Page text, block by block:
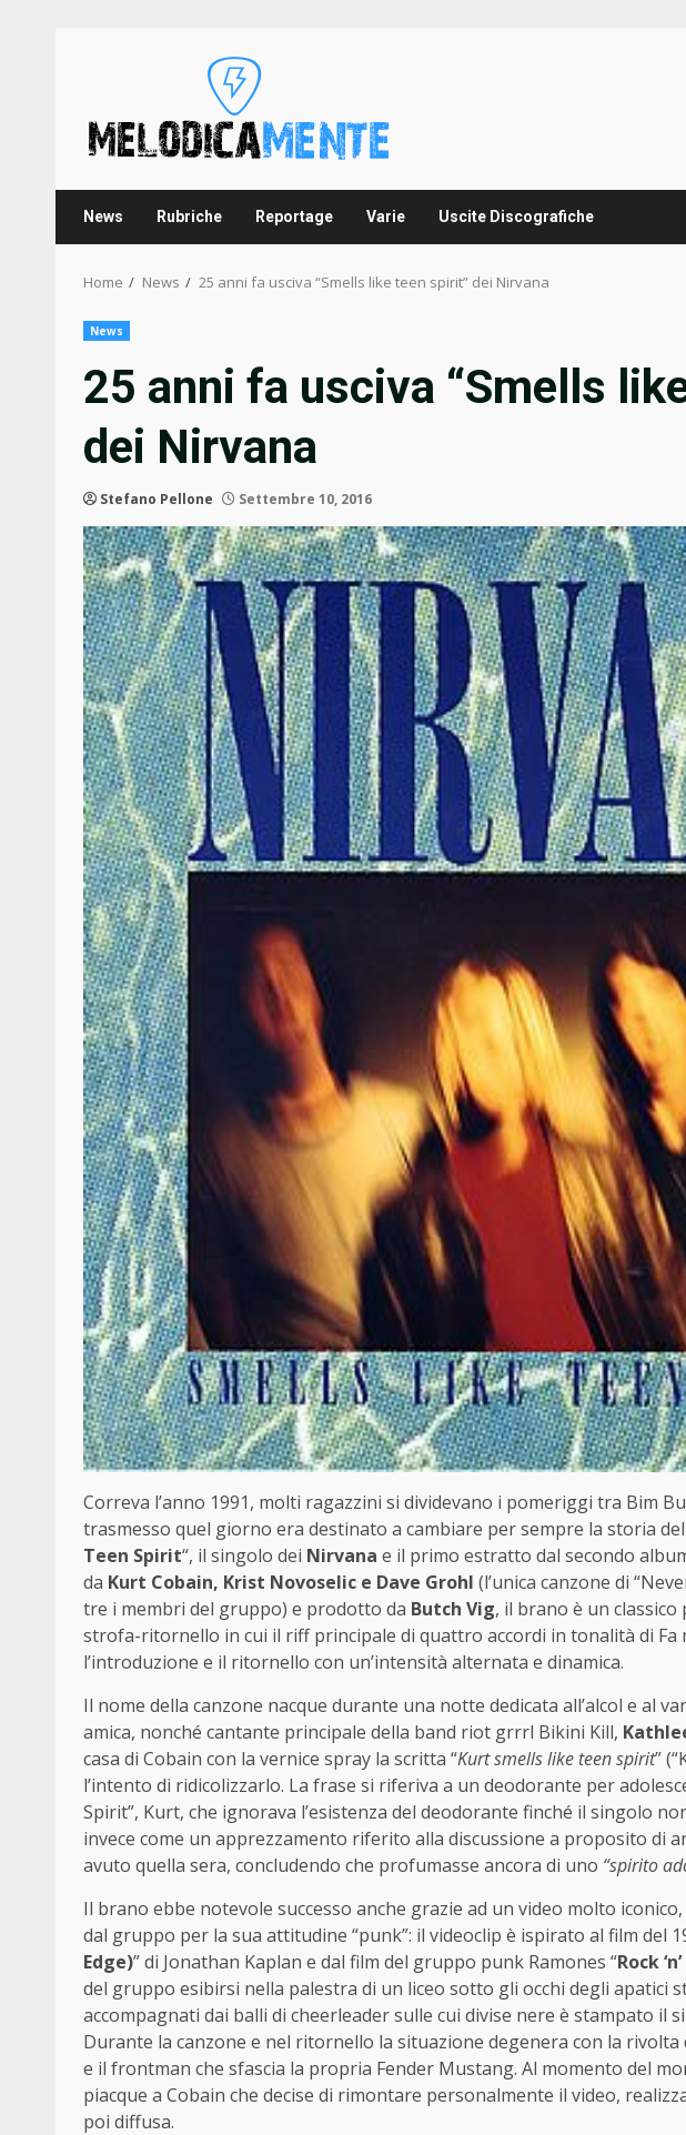
News Rubriche Reportage Varie Uscite Discografiche
Home News 25 anni fa usciva “Smells like teen spirit” dei Nirvana
News
25 anni fa usciva “Smells
dei Nirvana
Stefano Pellone Settembre 10, 2016
Correva l’anno 1991, molti ragazzini si dividevano i pomeriggi tra Bim
trasmesso quel giorno era destinato a cambiare per sempre la storia
Teen Spirit“, il singolo dei Nirvana e il primo estratto dal secondo
da Kurt Cobain, Krist Novoselic e Dave Grohl (l’unica canzone di
tre i membri del gruppo) e prodotto da Butch Vig, il brano è un
strofa-ritornello in cui il riff principale di quattro accordi in tonalità di
l’introduzione e il ritornello con un’intensità alternata e dinamica.
Il nome della canzone nacque durante una notte dedicata all’alcol e al
amica, nonché cantante principale della band riot grrrl Bikini Kill,
casa di Cobain con la vernice spray la scritta “Kurt smells like teen spirit”
l’intento di ridicolizzarlo. La frase si riferiva a un deodorante per
Spirit”, Kurt, che ignorava l’esistenza del deodorante finché il singolo
invece come un apprezzamento riferito alla discussione a proposito di
avuto quella sera, concludendo che profumasse ancora di uno “spirito
Il brano ebbe notevole successo anche grazie ad un video molto
dal gruppo per la sua attitudine “punk”: il videoclip è ispirato al film del
Edge)” di Jonathan Kaplan e dal film del gruppo punk Ramones “Rock
del gruppo esibirsi nella palestra di un liceo sotto gli occhi degli apatici
accompagnati dai balli di cheerleader sulle cui divise nere è stampato il
Durante la canzone e nel ritornello la situazione degenera con la
e il frontman che sfascia la propria Fender Mustang. Al momento del
piacque a Cobain che decise di rimontare personalmente il video,
poi diffusa.